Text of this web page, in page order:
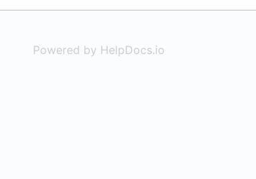
Powered by HelpDocs.io